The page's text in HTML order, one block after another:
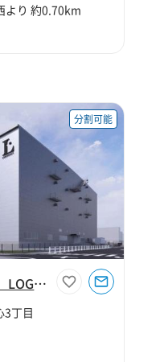
り 約0.70km
分割可能
【愛知県名古屋市守山区】LOGIFRONT名古屋守山【仮称】
3丁目